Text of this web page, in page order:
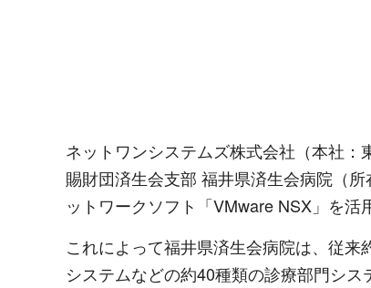
ネットワンシステムズ株式会社（本社
賜財団済生会支部 福井県済生会病院（
ットワークソフト「VMware NSX」を活
これによって福井県済生会病院は、従
システムなどの約40種類の診療部門シ